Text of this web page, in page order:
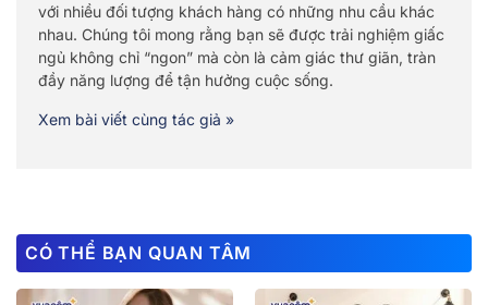
với nhiều đối tượng khách hàng có những nhu cầu khác
nhau. Chúng tôi mong rằng bạn sẽ được trải nghiệm giấc
ngủ không chỉ “ngon” mà còn là cảm giác thư giãn, tràn
đầy năng lượng để tận hưởng cuộc sống.
Xem bài viết cùng tác giả »
CÓ THỂ BẠN QUAN TÂM